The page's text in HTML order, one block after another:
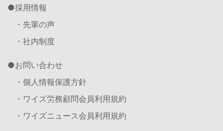
採用情報
・先輩の声
・社内制度
お問い合わせ
・個人情報保護方針
・ワイズ労務顧問会員利用規約
・ワイズニュース会員利用規約